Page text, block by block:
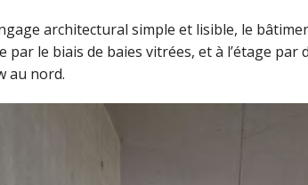
architectural simple et lisible, le
par le biais de baies vitrées, et à l’étage
au nord.